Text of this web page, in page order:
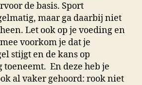
de basis. Sport
maar ga daarbij niet
Let ook op je voeding en
voorkom je dat je
stijgt en de kans op
En deze heb je
al vaker gehoord: rook niet